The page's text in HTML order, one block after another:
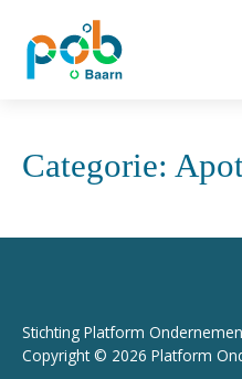
Categorie:
Stichting Platform
Copyright © 2026 Platform